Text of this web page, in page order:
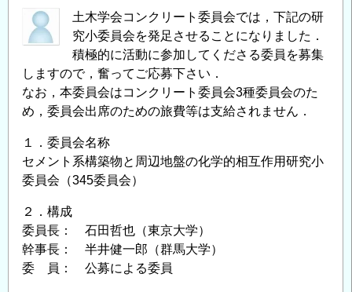
し
く
は
研
究
員
募
情
報
球
内
研
究
セ
タ
ー
地
内
部
物
土木学会コンクリート委員会では，下記の研
究小委員会を発足させることになりました．
積極的に活動に参加してくださる委員を募集
しますので，奮ってご応募下さい．
なお，本委員会はコンクリート委員会3種委員会のた
め，委員会出席のための旅費等は支給されません．
１．委員会名称
セメント系構築物と周辺地盤の化学的相互作用研究小
委員会（345委員会）
２．構成
委員長： 石田哲也（東京大学）
幹事長： 半井健一郎（群馬大学）
委 員： 公募による委員